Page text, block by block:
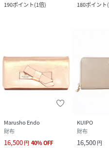
190ポイント(1倍)
180ポイント(
Marusho Endo
財布
16,500円 40%OFF
KUIPO
財布
16,500円